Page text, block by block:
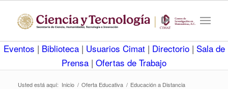
Eventos | Biblioteca | Usuarios Cimat | Directorio | Sala de
Prensa | Ofertas de Trabajo
Usted está aquí: Inicio / Oferta Educativa / Educación a Distancia